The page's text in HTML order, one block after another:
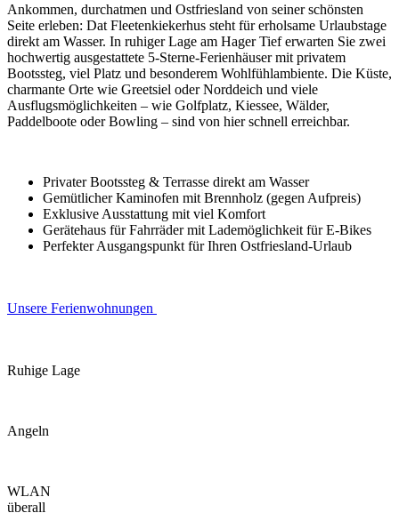
Ankommen, durchatmen und Ostfriesland von seiner schönsten
Seite erleben: Dat Fleetenkiekerhus steht für erholsame Urlaubstage
direkt am Wasser. In ruhiger Lage am Hager Tief erwarten Sie zwei
hochwertig ausgestattete 5-Sterne-Ferienhäuser mit privatem
Bootssteg, viel Platz und besonderem Wohlfühlambiente. Die Küste,
charmante Orte wie Greetsiel oder Norddeich und viele
Ausflugsmöglichkeiten – wie Golfplatz, Kiessee, Wälder,
Paddelboote oder Bowling – sind von hier schnell erreichbar.
Privater Bootssteg & Terrasse direkt am Wasser
Gemütlicher Kaminofen mit Brennholz (gegen Aufpreis)
Exklusive Ausstattung mit viel Komfort
Gerätehaus für Fahrräder mit Lademöglichkeit für E-Bikes
Perfekter Ausgangspunkt für Ihren Ostfriesland-Urlaub
Unsere Ferienwohnungen
Ruhige Lage
Angeln
WLAN
überall